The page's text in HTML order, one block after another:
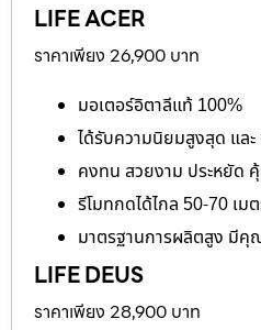
LIFE ACER
ราคาเพียง 26,900 บาท
มอเตอร์อิตาลีแท้ 100%
ได้รับความนิยมสูงสุด แล
คงทน สวยงาม ประหยัด
รีโมทกดได้ไกล 50-70 เม
มาตรฐานการผลิตสูง มี
LIFE DEUS
ราคาเพียง 28,900 บาท